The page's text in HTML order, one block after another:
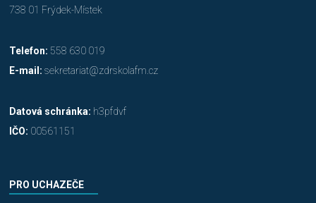
738 01 Frýdek-Místek
Telefon: 558 630 019
E-mail: sekretariat@zdrskolafm.cz
Datová schránka: h3pfdvf
IČO: 00561151
PRO UCHAZEČE